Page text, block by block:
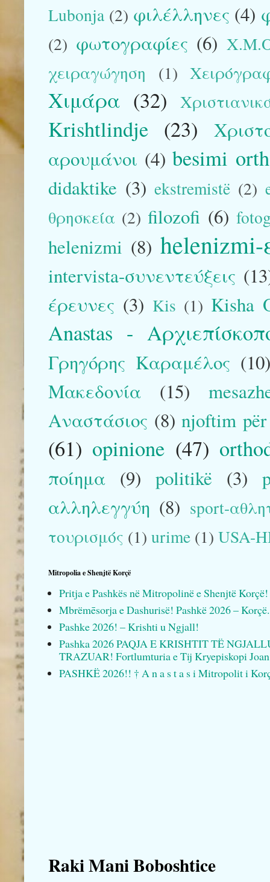
Lubonja (2) φιλέλληνες (4)
(2) φωτογραφίες (6)
χειραγώγηση
(1)
Χιμάρα (32)
Krishtlindje (23)
αρουμάνοι (4) besimi
didaktike (3) ekstremistë (2)
θρησκεία (2) filozofi (6)
helenizmi (8) helenizmi-
intervista-συνεντεύξεις
έρευνες (3) Kis (1) Kisha
Anastas -
Γρηγόρης Καραμέλος (10)
Μακεδονία
(15)
Αναστάσιος (8) njoftim
(61) opinione (47)
ποίημα (9) politikë (3)
αλληλεγγύη (8) sport-
τουρισμός (1) urime (1) USA-
Mitropolia e Shenjtë Korçë
Pritja e Pashkës në Mitropolinë e Shenjtë Korçë!
Mbrëmēsorja e Dashurisë! Pashkë 2026 – Korçë.
Pashke 2026! – Krishti u Ngjall!
Pashka 2026 PAQJA E KRISHTIT TË
TRAZUAR! Fortlumturia e Tij Kryepiskopi
PASHKË 2026!! † A n a s t a s i Mitropolit i
Raki Mani Boboshtice